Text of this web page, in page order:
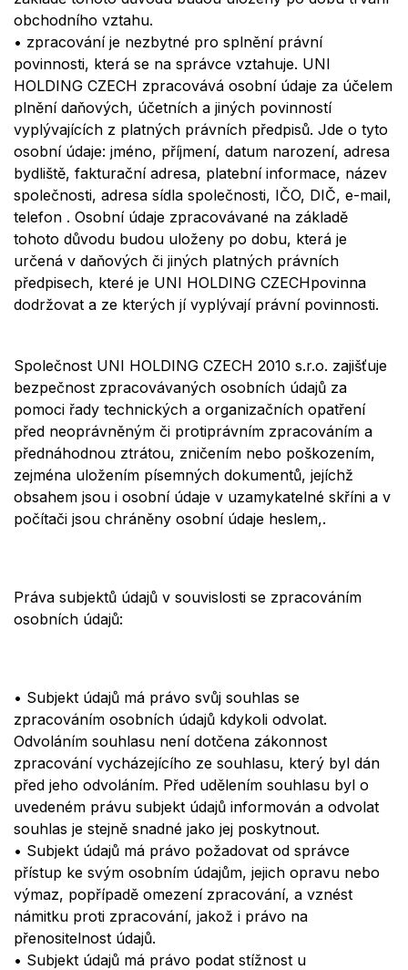
obchodního vztahu.
• zpracování je nezbytné pro splnění právní
povinnosti, která se na správce vztahuje. UNI
HOLDING CZECH zpracovává osobní údaje za účelem
plnění daňových, účetních a jiných povinností
vyplývajících z platných právních předpisů. Jde o tyto
osobní údaje: jméno, příjmení, datum narození, adresa
bydliště, fakturační adresa, platební informace, název
společnosti, adresa sídla společnosti, IČO, DIČ, e-mail,
telefon . Osobní údaje zpracovávané na základě
tohoto důvodu budou uloženy po dobu, která je
určená v daňových či jiných platných právních
předpisech, které je UNI HOLDING CZECHpovinna
dodržovat a ze kterých jí vyplývají právní povinnosti.
Společnost UNI HOLDING CZECH 2010 s.r.o. zajišťuje
bezpečnost zpracovávaných osobních údajů za
pomoci řady technických a organizačních opatření
před neoprávněným či protiprávním zpracováním a
přednáhodnou ztrátou, zničením nebo poškozením,
zejména uložením písemných dokumentů, jejíchž
obsahem jsou i osobní údaje v uzamykatelné skříni a v
počítači jsou chráněny osobní údaje heslem,.
Práva subjektů údajů v souvislosti se zpracováním
osobních údajů:
• Subjekt údajů má právo svůj souhlas se
zpracováním osobních údajů kdykoli odvolat.
Odvoláním souhlasu není dotčena zákonnost
zpracování vycházejícího ze souhlasu, který byl dán
před jeho odvoláním. Před udělením souhlasu byl o
uvedeném právu subjekt údajů informován a odvolat
souhlas je stejně snadné jako jej poskytnout.
• Subjekt údajů má právo požadovat od správce
přístup ke svým osobním údajům, jejich opravu nebo
výmaz, popřípadě omezení zpracování, a vznést
námitku proti zpracování, jakož i právo na
přenositelnost údajů.
• Subjekt údajů má právo podat stížnost u